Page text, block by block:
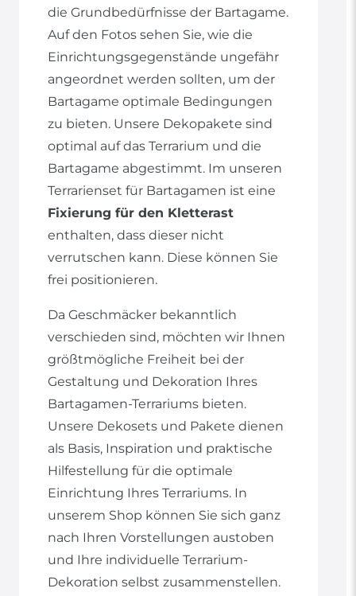
die Grundbedürfnisse der Bartagame.
Auf den Fotos sehen Sie, wie die
Einrichtungsgegenstände ungefähr
angeordnet werden sollten, um der
Bartagame optimale Bedingungen
zu bieten. Unsere Dekopakete sind
optimal auf das Terrarium und die
Bartagame abgestimmt. Im unseren
Terrarienset für Bartagamen ist eine
Fixierung für den Kletterast
enthalten, dass dieser nicht
verrutschen kann. Diese können Sie
frei positionieren.
Da Geschmäcker bekanntlich
verschieden sind, möchten wir Ihnen
größtmögliche Freiheit bei der
Gestaltung und Dekoration Ihres
Bartagamen-Terrariums bieten.
Unsere Dekosets und Pakete dienen
als Basis, Inspiration und praktische
Hilfestellung für die optimale
Einrichtung Ihres Terrariums. In
unserem Shop können Sie sich ganz
nach Ihren Vorstellungen austoben
und Ihre individuelle Terrarium-
Dekoration selbst zusammenstellen.